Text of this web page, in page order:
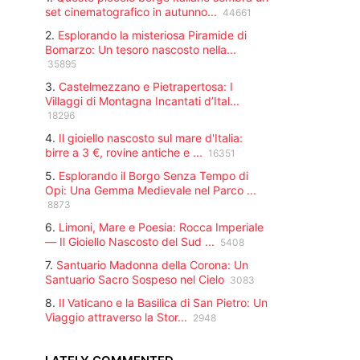
globo.
set cinematografico in autunno... 44661
2. Esplorando la misteriosa Piramide di
Bomarzo: Un tesoro nascosto nella...
35895
3. Castelmezzano e Pietrapertosa: I
Villaggi di Montagna Incantati d’Ital...
18296
4. Il gioiello nascosto sul mare d'Italia:
birre a 3 €, rovine antiche e ... 16351
5. Esplorando il Borgo Senza Tempo di
Opi: Una Gemma Medievale nel Parco ...
8873
6. Limoni, Mare e Poesia: Rocca Imperiale
— Il Gioiello Nascosto del Sud ... 5408
7. Santuario Madonna della Corona: Un
Santuario Sacro Sospeso nel Cielo 3083
8. Il Vaticano e la Basilica di San Pietro: Un
Viaggio attraverso la Stor... 2948